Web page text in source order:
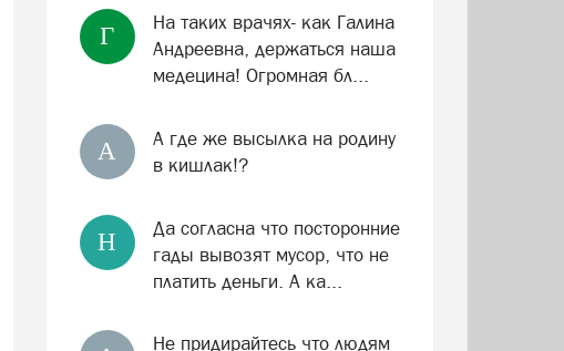
Г
На таких врачях- как Галина
Андреевна, держаться наша
медецина! Огромная бл...
А
А где же высылка на родину
в кишлак!?
Н
Да согласна что посторонние
гады вывозят мусор, что не
платить деньги. А ка...
Не придирайтесь что людям